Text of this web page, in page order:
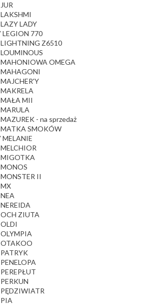
LADY
LEGION 770
Z6510
OMEGA
MII
- na sprzedaż
SMOKÓW
MELANIE
II
ZIUTA